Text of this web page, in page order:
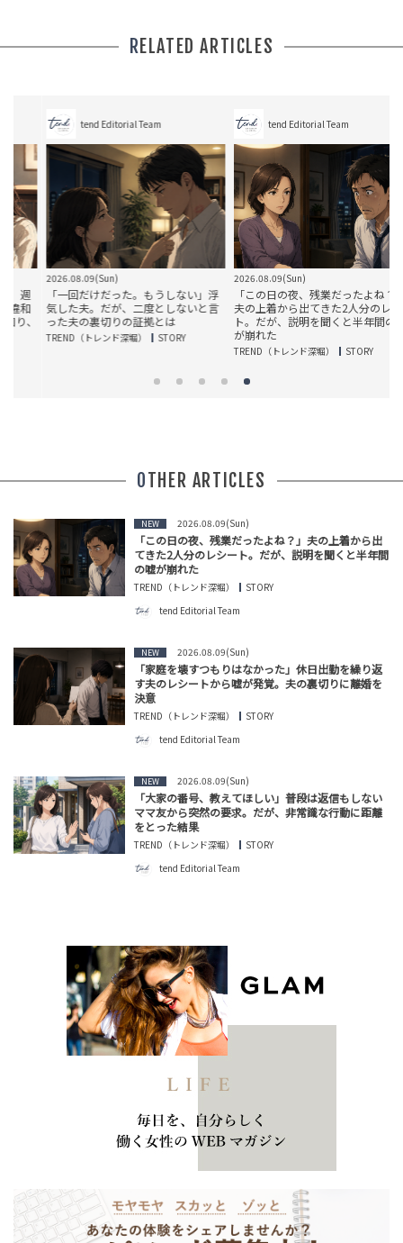
RELATED ARTICLES
tend Editorial Team
2026.08.09(Sun)
「一回だけだった。もうしない」浮
気した夫。だが、二度としないと言
った夫の裏切りの証拠とは
TREND（トレンド深堀） STORY
tend Editorial Team
2026.08.09(Sun)
「この日の夜、残業だったよね？」
夫の上着から出てきた2人分のレシー
ト。だが、説明を聞くと半年間の嘘
が崩れた
TREND（トレンド深堀） STORY
OTHER ARTICLES
NEW 2026.08.09(Sun)
「この日の夜、残業だったよね？」夫の上着から出
てきた2人分のレシート。だが、説明を聞くと半年間
の嘘が崩れた
TREND（トレンド深堀）
STORY
tend Editorial Team
NEW 2026.08.09(Sun)
「家庭を壊すつもりはなかった」休日出勤を繰り返
す夫のレシートから嘘が発覚。夫の裏切りに離婚を
決意
TREND（トレンド深堀）
STORY
tend Editorial Team
NEW 2026.08.09(Sun)
「大家の番号、教えてほしい」普段は返信もしない
ママ友から突然の要求。だが、非常識な行動に距離
をとった結果
TREND（トレンド深堀）
STORY
tend Editorial Team